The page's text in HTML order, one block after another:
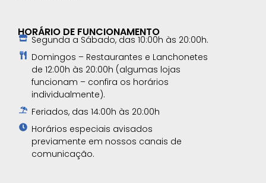
HORÁRIO DE FUNCIONAMENTO
Segunda a Sábado, das 10:00h às 20:00h.
Domingos – Restaurantes e Lanchonetes
de 12:00h às 20:00h (algumas lojas
funcionam – confira os horários
individualmente).
Feriados, das 14:00h às 20:00h
Horários especiais avisados
previamente em nossos canais de
comunicação.​